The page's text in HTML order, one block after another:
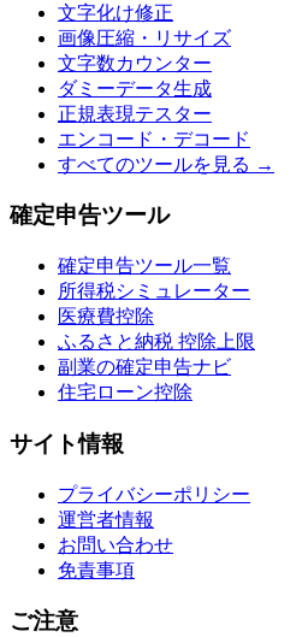
文字化け修正
画像圧縮・リサイズ
文字数カウンター
ダミーデータ生成
正規表現テスター
エンコード・デコード
すべてのツールを見る →
確定申告ツール
確定申告ツール一覧
所得税シミュレーター
医療費控除
ふるさと納税 控除上限
副業の確定申告ナビ
住宅ローン控除
サイト情報
プライバシーポリシー
運営者情報
お問い合わせ
免責事項
ご注意